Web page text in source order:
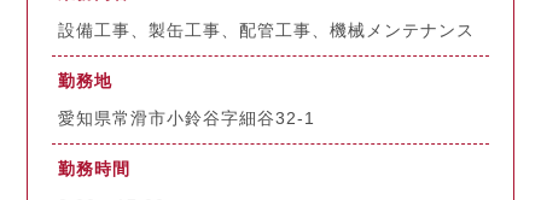
設備工事、製缶工事、配管工事、機械メンテナンス
勤務地
愛知県常滑市小鈴谷字細谷32-1
勤務時間